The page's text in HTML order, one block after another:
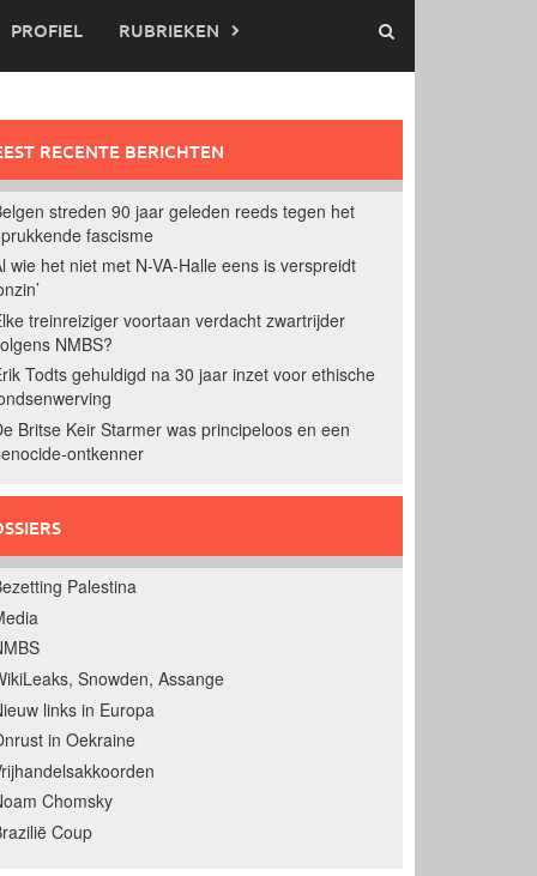
PROFIEL RUBRIEKEN
RECENTE BERICHTEN
streden 90 jaar geleden reeds tegen het
fascisme
wie het niet met N-VA-Halle eens is verspreidt
treinreiziger voortaan verdacht zwartrijder
NMBS?
Todts gehuldigd na 30 jaar inzet voor ethische
Britse Keir Starmer was principeloos en een
ontkenner
Palestina
Snowden, Assange
links in Europa
in Oekraine
Chomsky
Coup